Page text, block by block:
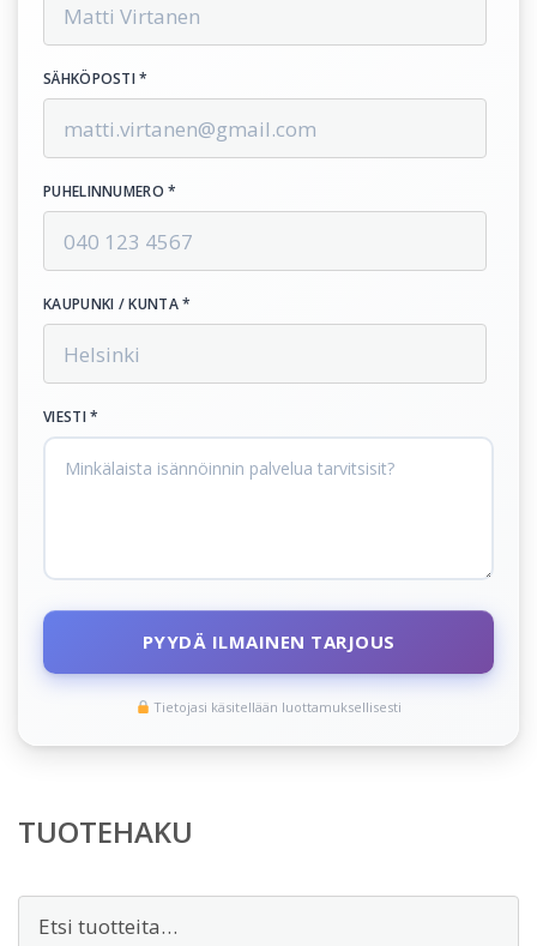
SÄHKÖPOSTI *
PUHELINNUMERO *
KAUPUNKI / KUNTA *
VIESTI *
PYYDÄ ILMAINEN TARJOUS
Tietojasi käsitellään luottamuksellisesti
TUOTEHAKU